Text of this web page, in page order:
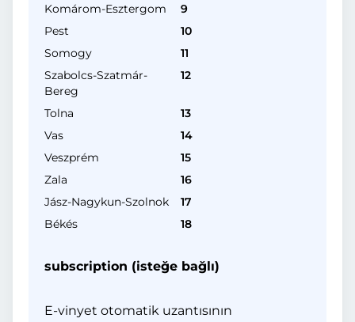
Komárom-Esztergom
9
Pest
10
Somogy
11
Szabolcs-Szatmár-
Bereg
12
Tolna
13
Vas
14
Veszprém
15
Zala
16
Jász-Nagykun-Szolnok
17
Békés
18
subscription (isteğe bağlı)
E-vinyet otomatik uzantısının